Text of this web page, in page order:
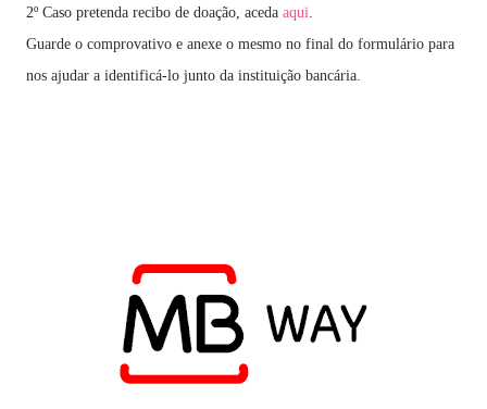
2º Caso pretenda recibo de doação, aceda aqui
Guarde o comprovativo e anexe o mesmo no final do formulário para
nos ajudar a identificá-lo junto da instituição bancária.